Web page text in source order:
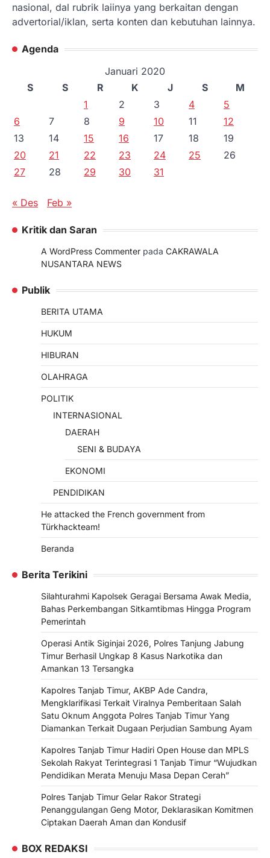
nasional, dal rubrik laiinya yang berkaitan dengan
advertorial/iklan, serta konten dan kebutuhan lainnya.
Agenda
Januari 2020
S
S R K J S
M
1
2 3 4
5
6
7 8 9 10 11
12
13
14 15 16 17 18
19
20
21 22 23 24 25
26
27
28 29 30 31
« Des Feb »
Kritik dan Saran
A WordPress Commenter pada CAKRAWALA
NUSANTARA NEWS
Publik
BERITA UTAMA
HUKUM
HIBURAN
OLAHRAGA
POLITIK
INTERNASIONAL
DAERAH
SENI & BUDAYA
EKONOMI
PENDIDIKAN
He attacked the French government from
Türkhackteam!
Beranda
Berita Terikini
Silahturahmi Kapolsek Geragai Bersama Awak Media,
Bahas Perkembangan Sitkamtibmas Hingga Program
Pemerintah
Operasi Antik Siginjai 2026, Polres Tanjung Jabung
Timur Berhasil Ungkap 8 Kasus Narkotika dan
Amankan 13 Tersangka
Kapolres Tanjab Timur, AKBP Ade Candra,
Mengklarifikasi Terkait Viralnya Pemberitaan Salah
Satu Oknum Anggota Polres Tanjab Timur Yang
Diamankan Terkait Dugaan Perjudian Sambung Ayam
Kapolres Tanjab Timur Hadiri Open House dan MPLS
Sekolah Rakyat Terintegrasi 1 Tanjab Timur “Wujudkan
Pendidikan Merata Menuju Masa Depan Cerah”
Polres Tanjab Timur Gelar Rakor Strategi
Penanggulangan Geng Motor, Deklarasikan Komitmen
Ciptakan Daerah Aman dan Kondusif
BOX REDAKSI